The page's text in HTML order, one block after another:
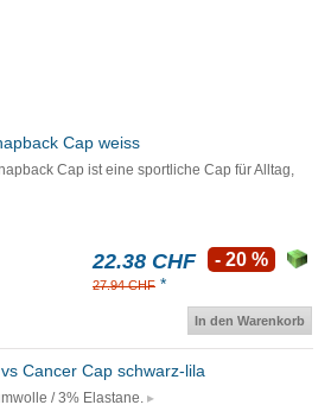
Cap weiss
Cap ist eine sportliche Cap für Alltag,
22.38 CHF
27.94 CHF *
- 20 %
In den Warenkorb
Cancer Cap schwarz-lila
/ 3% Elastane.